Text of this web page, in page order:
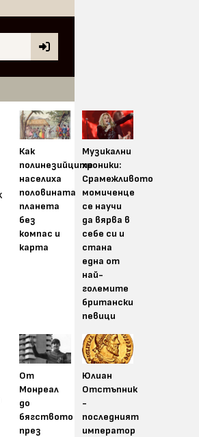
Как
полинезийците
населиха
половината
планета
без
компас и
карта
Музикални
хроники:
Срамежливото
момиченце
се научи
да вярва в
себе си и
стана
една от
най-
големите
британски
певици
От
Монреал
до
бягството
през
Юлиан
Отстъпник
-
последният
император